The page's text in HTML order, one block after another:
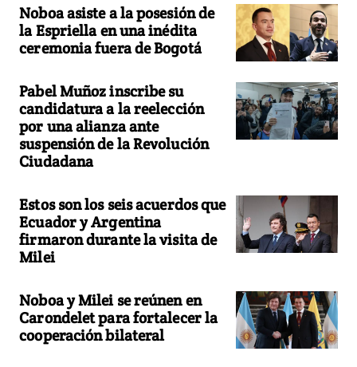
Noboa asiste a la posesión de
la Espriella en una inédita
ceremonia fuera de Bogotá
Pabel Muñoz inscribe su
candidatura a la reelección
por una alianza ante
suspensión de la Revolución
Ciudadana
Estos son los seis acuerdos que
Ecuador y Argentina
firmaron durante la visita de
Milei
Noboa y Milei se reúnen en
Carondelet para fortalecer la
cooperación bilateral